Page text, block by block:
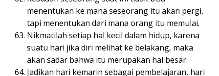
menentukan ke mana seseorang itu akan pergi,
tapi menentukan dari mana orang itu memulai.
Nikmatilah setiap hal kecil dalam hidup, karena
suatu hari jika diri melihat ke belakang, maka
akan sadar bahwa itu merupakan hal besar.
Jadikan hari kemarin sebagai pembelajaran, hari